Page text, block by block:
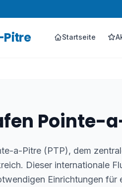
Startseite
Pointe-
a-Pitre (PTP), dem
Dieser internationale
Einrichtungen für